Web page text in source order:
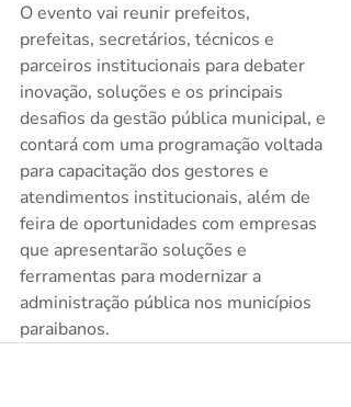
O evento vai reunir prefeitos,
prefeitas, secretários, técnicos e
parceiros institucionais para debater
inovação, soluções e os principais
desafios da gestão pública municipal, e
contará com uma programação voltada
para capacitação dos gestores e
atendimentos institucionais, além de
feira de oportunidades com empresas
que apresentarão soluções e
ferramentas para modernizar a
administração pública nos municípios
paraibanos.